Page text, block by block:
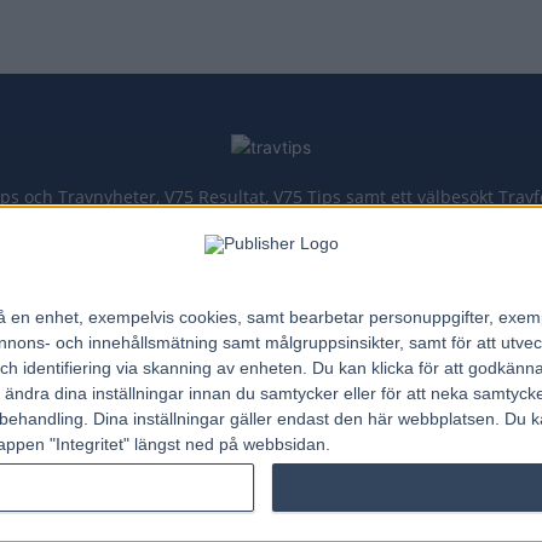
enhet, exempelvis cookies, samt bearbetar personuppgifter,
och innehållsmätning samt målgruppsinsikter, samt för att
identifiering via skanning av enheten. Du kan klicka för att
dina inställningar innan du samtycker eller för att neka
Dina inställningar gäller endast den här webbplatsen. Du
"Integritet" längst ned på webbsidan.
och Travnyheter, V75 Resultat, V75 Tips samt ett välbesökt
Allt Om Trav - För Travälskare - Av Travälskare - sedan 2005.
Kontakta oss:kontakt@regemedia.se
ATG RESULTAT ANDELSSPEL TRAVTIPS